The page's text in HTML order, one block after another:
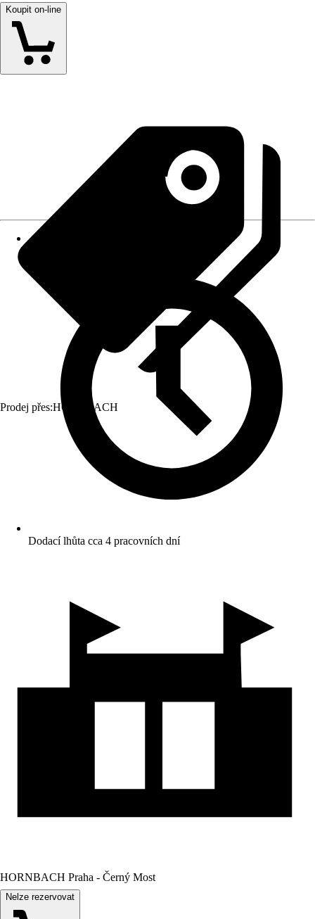
Koupit on-line
Prodej přes:HORNBACH
Dodací lhůta cca 4 pracovních dní
HORNBACH Praha - Černý Most
Nelze rezervovat